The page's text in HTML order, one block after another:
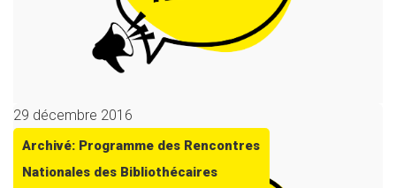
29 décembre 2016
Archivé: Programme des Rencontres
Nationales des Bibliothécaires